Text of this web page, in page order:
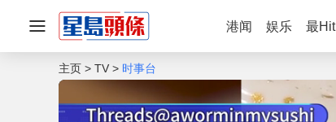
港闻 娱乐 最Hit
主页 TV 时事台